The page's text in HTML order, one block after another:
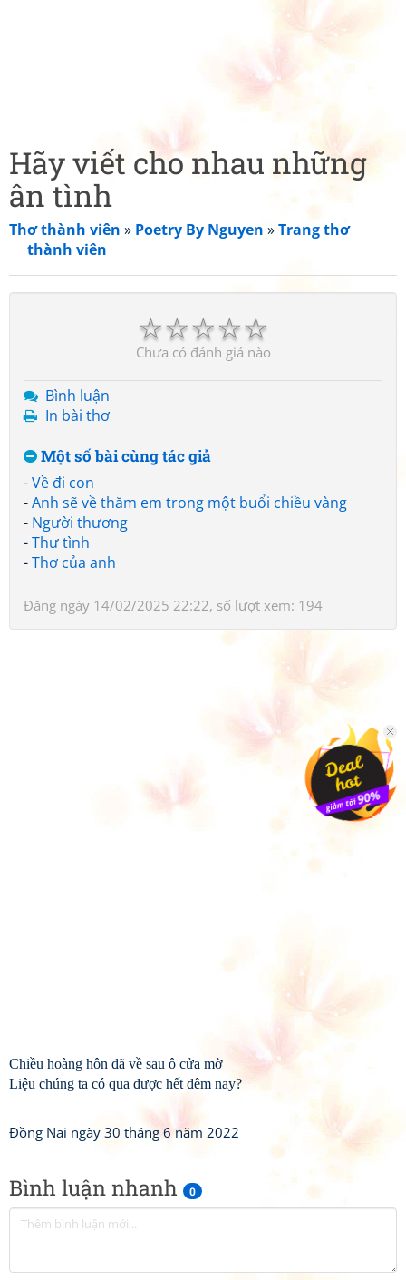
Bình luận nhanh 0
Hãy viết cho nhau những
ân tình
Thơ thành viên » Poetry By Nguyen »Trang thơ
thành viên
☆
☆
☆
☆
☆
Chưa có đánh giá nào
Bình luận
In bài thơ
Một số bài cùng tác giả
-Về đi con
-Anh sẽ về thăm em trong một buổi chiều vàng
- Người thương
-Thư tình
-Thơ của anh
Đăng ngày 14/02/2025 22:22, số lượt xem: 194
Chiều hoàng hôn đã về sau ô cửa mờ
Liệu chúng ta có qua được hết đêm nay?
Đồng Nai ngày 30 tháng 6 năm 2022